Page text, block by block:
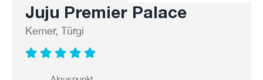
Juju Premier Palace
Kemer, Türgi